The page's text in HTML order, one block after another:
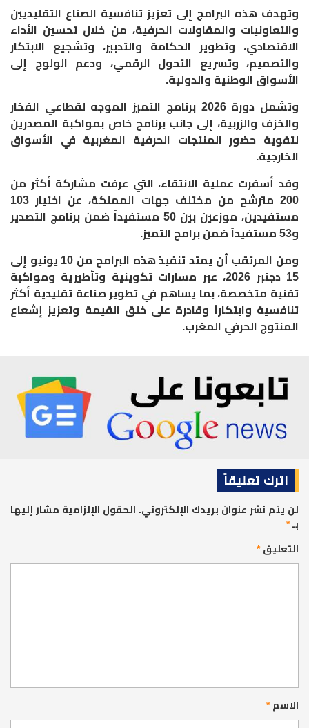
وتهدف هذه البرامج إلى تعزيز تنافسية الصناع التقليديين
والتعاونيات والمقاولات الحرفية، من خلال تحسين الأداء
الاقتصادي، وتطوير الحكامة والتدبير، وتشجيع الابتكار
والتصميم، وتسريع التحول الرقمي، ودعم الولوج إلى
الأسواق الوطنية والدولية.
وتشمل دورة 2026 برنامج التميز الموجه لقطاعي الفخار
والخزف والزربية، إلى جانب برنامج خاص بمواكبة المصدرين
لتقوية حضور المنتجات الحرفية المغربية في الأسواق
الخارجية.
وقد أسفرت عملية الانتقاء، التي عرفت مشاركة أكثر من
200 مترشح من مختلف جهات المملكة، عن اختيار 103
مستفيدين، موزعين بين 50 مستفيداً ضمن برنامج التصدير
و53 مستفيداً ضمن برامج التميز.
ومن المرتقب أن يمتد تنفيذ هذه البرامج من 10 يونيو إلى
15 دجنبر 2026، عبر مسارات تكوينية وتأطيرية ومواكبة
تقنية متخصصة، بما يساهم في تطوير صناعة تقليدية أكثر
تنافسية وابتكاراً وقادرة على خلق القيمة وتعزيز إشعاع
المنتوج الحرفي المغرب.
اترك تعليقاً
لن يتم نشر عنوان بريدك الإلكتروني. الحقول الإلزامية مشار إليها
بـ*
التعليق*
الاسم*